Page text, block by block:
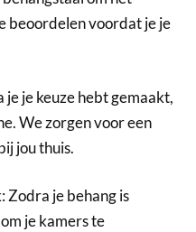
beoordelen voordat je je
je keuze hebt gemaakt,
We zorgen voor een
jou thuis.
Zodra je behang is
je kamers te